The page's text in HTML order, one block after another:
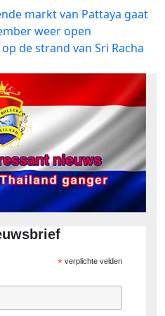
markt van Pattaya gaat
weer open
de strand van Sri Racha
*verplichte velden